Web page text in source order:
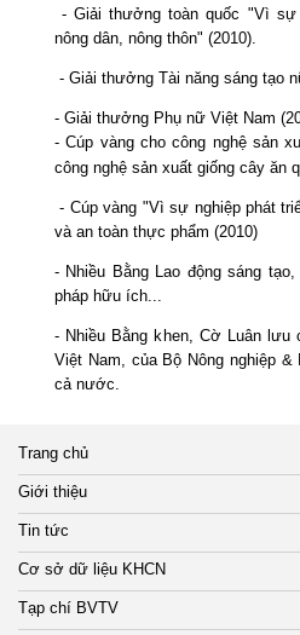
- Giải thưởng toàn quốc "Vì sự
nông dân, nông thôn" (2010).
- Giải thưởng Tài năng sáng tạo
- Giải thưởng Phụ nữ Việt Nam
- Cúp vàng cho công nghệ sản
công nghệ sản xuất giống cây ăn
- Cúp vàng "Vì sự nghiệp phát
và an toàn thực phẩm (2010)
- Nhiều Bằng Lao động sáng
pháp hữu ích...
- Nhiều Bằng khen, Cờ Luân lưu
Việt Nam, của Bộ Nông nghiệp
cả nước.
Trang chủ
Giới thiệu
Tin tức
Cơ sở dữ liệu KHCN
Tạp chí BVTV